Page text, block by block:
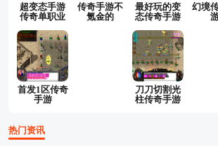
超变态手游
传奇单职业
传奇手游不
氪金的
最好玩的变
态传奇手游
幻境
首发1区传奇
手游
刀刀切割光
柱传奇手游
热门资讯